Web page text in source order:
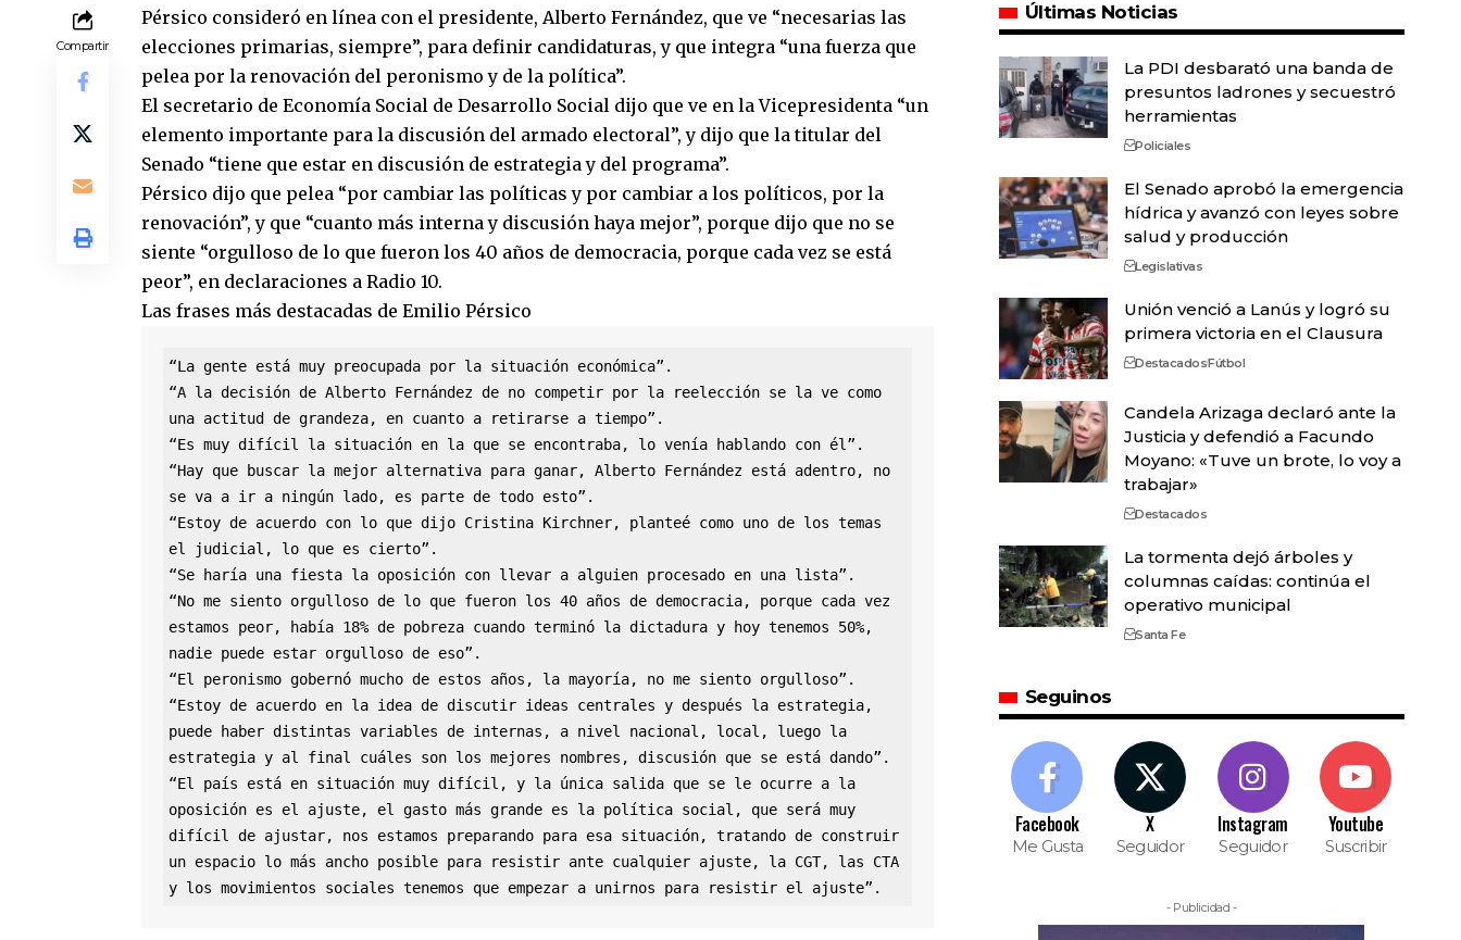
Compartir
Pérsico consideró en línea con el presidente, Alberto Fernández, que ve “necesarias las
elecciones primarias, siempre”, para definir candidaturas, y que integra “una fuerza que
pelea por la renovación del peronismo y de la política”.
El secretario de Economía Social de Desarrollo Social dijo que ve en la Vicepresidenta “un
elemento importante para la discusión del armado electoral”, y dijo que la titular del
Senado “tiene que estar en discusión de estrategia y del programa”.
Pérsico dijo que pelea “por cambiar las políticas y por cambiar a los políticos, por la
renovación”, y que “cuanto más interna y discusión haya mejor”, porque dijo que no se
siente “orgulloso de lo que fueron los 40 años de democracia, porque cada vez se está
peor”, en declaraciones a Radio 10.
Las frases más destacadas de Emilio Pérsico
“La gente está muy preocupada por la situación económica”.
“A la decisión de Alberto Fernández de no competir por la reelección se la ve como
una actitud de grandeza, en cuanto a retirarse a tiempo”.
“Es muy difícil la situación en la que se encontraba, lo venía hablando con él”.
“Hay que buscar la mejor alternativa para ganar, Alberto Fernández está adentro, no
se va a ir a ningún lado, es parte de todo esto”.
“Estoy de acuerdo con lo que dijo Cristina Kirchner, planteé como uno de los temas
el judicial, lo que es cierto”.
“Se haría una fiesta la oposición con llevar a alguien procesado en una lista”.
“No me siento orgulloso de lo que fueron los 40 años de democracia, porque cada vez
estamos peor, había 18% de pobreza cuando terminó la dictadura y hoy tenemos 50%,
nadie puede estar orgulloso de eso”.
“El peronismo gobernó mucho de estos años, la mayoría, no me siento orgulloso”.
“Estoy de acuerdo en la idea de discutir ideas centrales y después la estrategia,
puede haber distintas variables de internas, a nivel nacional, local, luego la
estrategia y al final cuáles son los mejores nombres, discusión que se está dando”.
“El país está en situación muy difícil, y la única salida que se le ocurre a la
oposición es el ajuste, el gasto más grande es la política social, que será muy
difícil de ajustar, nos estamos preparando para esa situación, tratando de construir
un espacio lo más ancho posible para resistir ante cualquier ajuste, la CGT, las CTA
y los movimientos sociales tenemos que empezar a unirnos para resistir el ajuste”.
Últimas Noticias
La PDI desbarató una banda de
presuntos ladrones y secuestró
herramientas
Policiales
El Senado aprobó la emergencia
hídrica y avanzó con leyes sobre
salud y producción
Legislativas
Unión venció a Lanús y logró su
primera victoria en el Clausura
DestacadosFútbol
Candela Arizaga declaró ante la
Justicia y defendió a Facundo
Moyano: «Tuve un brote, lo voy a
trabajar»
Destacados
La tormenta dejó árboles y
columnas caídas: continúa el
operativo municipal
Santa Fe
Seguinos
Facebook
Me Gusta
X
Seguidor
Instagram
Seguidor
Youtube
Suscribir
- Publicidad -